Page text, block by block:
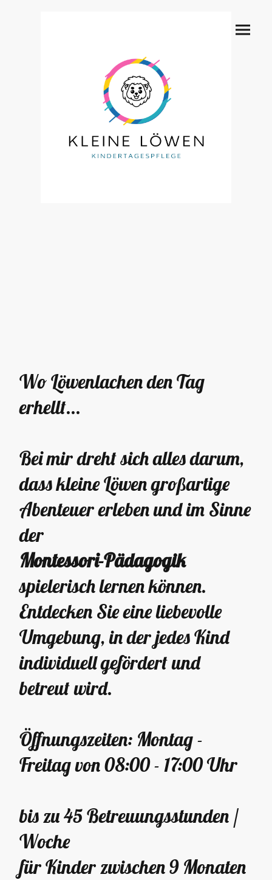
Wo Löwenlachen den Tag
erhellt...
Bei mir dreht sich alles darum,
dass kleine Löwen großartige
Abenteuer erleben und im Sinne
der
Montessori-Pädagogik
spielerisch lernen können.
Entdecken Sie eine liebevolle
Umgebung, in der jedes Kind
individuell gefördert und
betreut wird.
Öffnungszeiten: Montag -
Freitag von 08:00 - 17:00 Uhr
bis zu 45 Betreuungsstunden /
Woche
für Kinder zwischen 9 Monaten